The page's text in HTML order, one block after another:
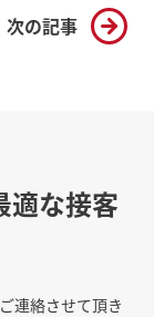
次の記事
適な接客
連絡させて頂き